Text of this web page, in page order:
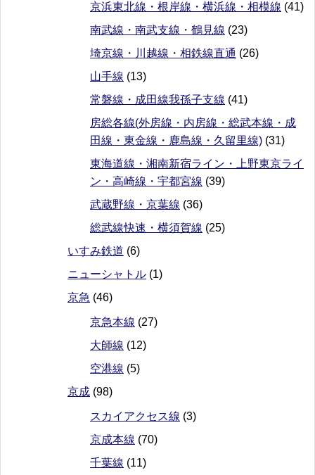
京浜東北線・根岸線・横浜線・相模線 (41)
南武線・南武支線・鶴見線 (23)
埼京線・川越線・相鉄線直通 (26)
山手線 (13)
常磐線・成田線我孫子支線 (41)
房総各線(外房線・内房線・総武本線・成
田線・東金線・鹿島線・久留里線) (31)
東海道線・湘南新宿ライン・上野東京ライ
ン・高崎線・宇都宮線 (39)
武蔵野線・京葉線 (36)
総武線快速・横須賀線 (25)
いすみ鉄道 (6)
ニューシャトル (1)
京急 (46)
京急本線 (27)
大師線 (12)
空港線 (5)
京成 (98)
スカイアクセス線 (3)
京成本線 (70)
千葉線 (11)